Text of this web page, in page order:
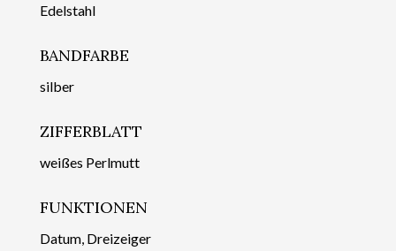
Edelstahl
BANDFARBE
silber
ZIFFERBLATT
weißes Perlmutt
FUNKTIONEN
Datum, Dreizeiger